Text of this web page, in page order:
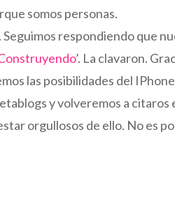
somos personas.
respondiendo que
’. La clavaron.
las posibilidades del
y volveremos a citaros
orgullosos de ello. No es